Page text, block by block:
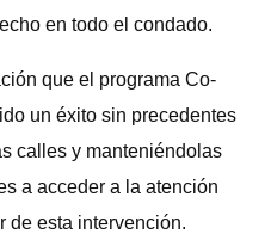
en todo el condado.
que el programa Co-
un éxito sin precedentes
calles y manteniéndolas
a acceder a la atención
de esta intervención.